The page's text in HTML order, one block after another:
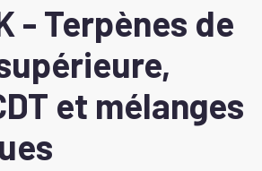
- Terpènes de
et mélanges